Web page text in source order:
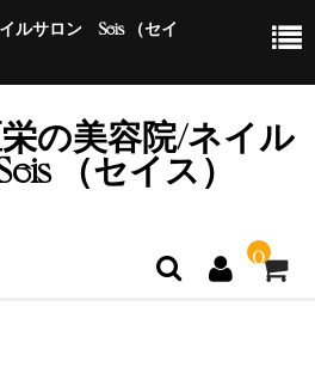
ルサロン Seis （セイ
の美容院/ネイル
（セイス）
0